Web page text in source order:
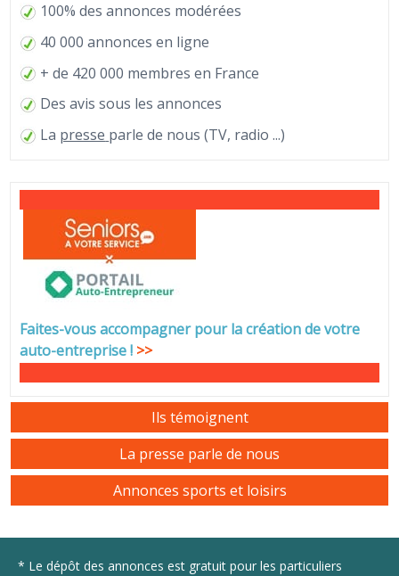
100% des annonces modérées
40 000 annonces en ligne
+ de 420 000 membres en France
Des avis sous les annonces
La presse parle de nous (TV, radio ...)
Faites-vous accompagner pour la création de votre
auto-entreprise! >>
Ils témoignent
La presse parle de nous
Annonces sports et loisirs
* Le dépôt des annonces est gratuit pour les particuliers